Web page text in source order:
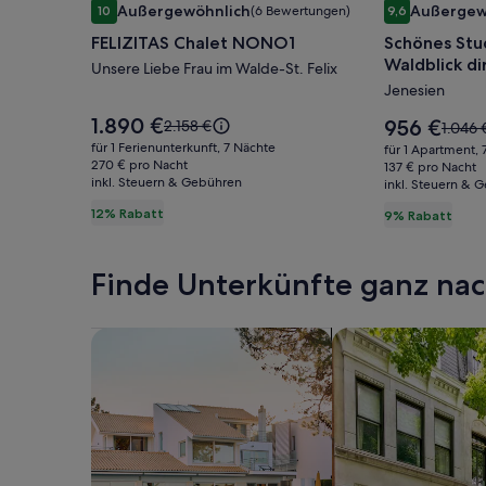
für
FELIZITAS
Chalet
1010 von 10, Außergewöhnlich, (6 Bewertungen)
Außergewöhnlich(6 Bewertungen)
FELIZITAS Chalet NONO1
Unsere Liebe Frau im Walde-St. Felix
12% Rabatt
Der
Preis
beträgt
1.890 €.
1.890 €Der
alte
Preis
war
zum
Standardpreis.
2.158 €
für 1 Ferienunterkunft, 7 Nächte
270 € pro Nacht
inkl. Steuern & Gebühren
für
Schönes
Studio
bei
Bozen
-
mit
Waldblick
direkt
9,69,6 von 10,
Schönes
Waldblick
Jenesien
9% Rabatt
Der
Preis
beträgt
956 €.
956 €Der
alte
Preis
war
siehe
zum
1.046
für 1 Apartment,
137 € pro Nacht
inkl. Steuern &
Finde Unterkünfte ganz
Suche nach Ferienhäusern Suche nach